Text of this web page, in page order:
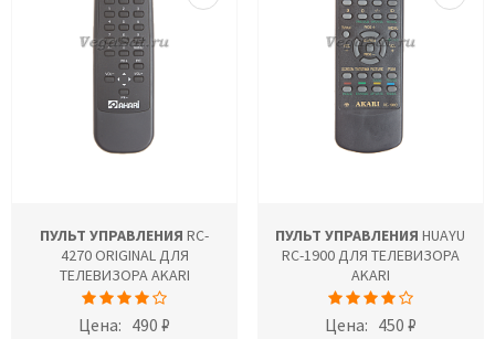
ПУЛЬТ УПРАВЛЕНИЯ RC-
4270 ORIGINAL ДЛЯ
ТЕЛЕВИЗОРА AKARI
Цена: 490 ₽
ПУЛЬТ УПРАВЛЕНИЯ HUAYU
RC-1900 ДЛЯ ТЕЛЕВИЗОРА
AKARI
Цена: 450 ₽